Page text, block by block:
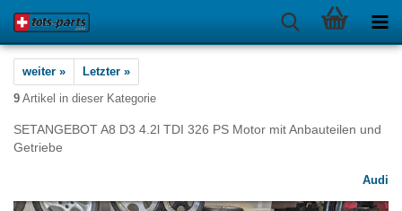
weiter »
Letzter »
9 Artikel in dieser Kategorie
SETANGEBOT A8 D3 4.2l TDI 326 PS Motor mit Anbauteilen und
Getriebe
Audi